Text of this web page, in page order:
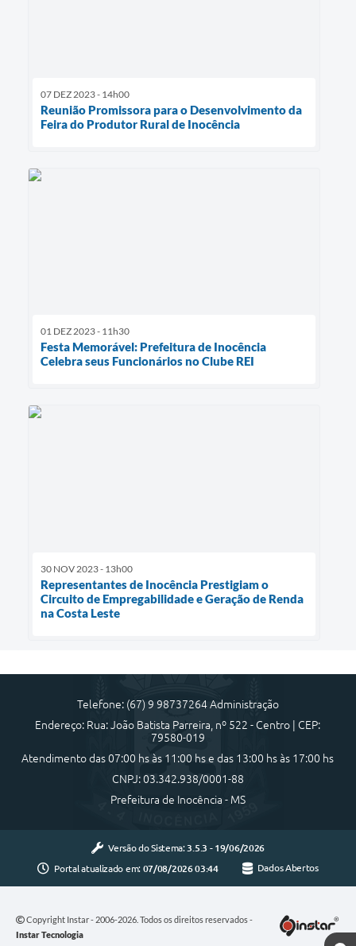
07 DEZ 2023 - 14h00
Reunião Promissora para o Desenvolvimento da
Feira do Produtor Rural de Inocência
01 DEZ 2023 - 11h30
Festa Memorável: Prefeitura de Inocência
Celebra seus Funcionários no Clube REI
30 NOV 2023 - 13h00
Representantes de Inocência Prestigiam o
Circuito de Empregabilidade e Geração de Renda
na Costa Leste
Telefone: (67) 9 98737264 Administração
Endereço: Rua: João Batista Parreira, nº 522 - Centro | CEP:
79580-019
Atendimento das 07:00 hs às 11:00 hs e das 13:00 hs às 17:00 hs
CNPJ: 03.342.938/0001-88
Prefeitura de Inocência - MS
Versão do Sistema: 3.5.3 - 19/06/2026
Portal atualizado em: 07/08/2026 03:44 Dados Abertos
Copyright Instar - 2006-2026. Todos os direitos reservados -
Instar Tecnologia